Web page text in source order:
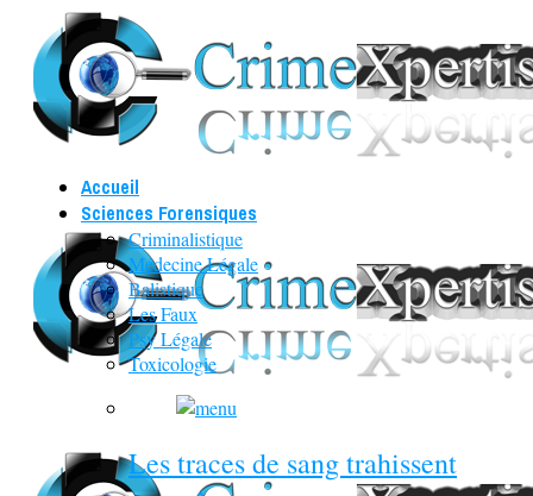
Accueil
Sciences Forensiques
Criminalistique
Médecine Légale
Balistique
Les Faux
Psy Légale
Toxicologie
Les traces de sang trahissent